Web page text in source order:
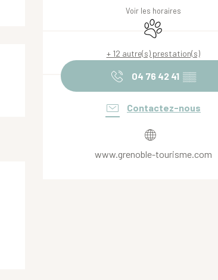
Voir les horaires
Animaux acceptés
+ 12 autre(s) prestation(s)
04 76 42 41 ▒▒
Contactez-nous
www.grenoble-tourisme.com